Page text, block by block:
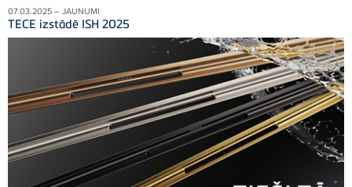
07.03.2025 – JAUNUMI
TECE izstādē ISH 2025